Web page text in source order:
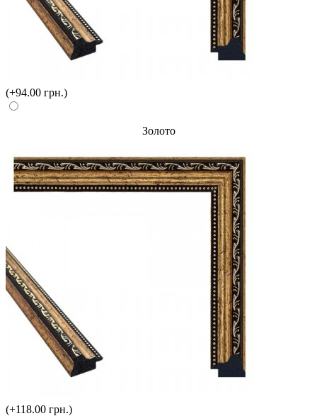
(+94.00 грн.)
Золото
(+118.00 грн.)